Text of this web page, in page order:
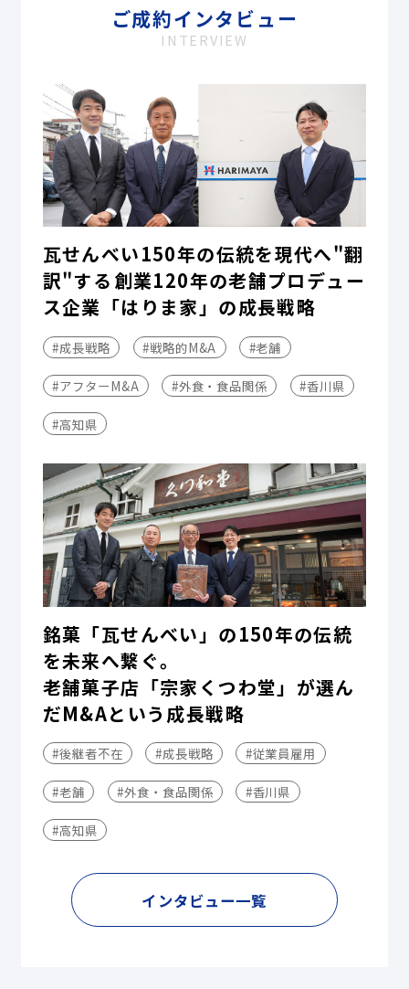
ご成約インタビュー
INTERVIEW
瓦せんべい150年の伝統を現代へ"翻
訳"する――創業120年の老舗プロデュー
ス企業「はりま家」の成長戦略
#成長戦略 #戦略的M&A #老舗
#アフターM&A #外食・食品関係 #香川県
#高知県
銘菓「瓦せんべい」の150年の伝統
を未来へ繋ぐ。
老舗菓子店「宗家くつわ堂」が選ん
だM&Aという成長戦略
#後継者不在 #成長戦略 #従業員雇用
#老舗 #外食・食品関係 #香川県
#高知県
インタビュー一覧